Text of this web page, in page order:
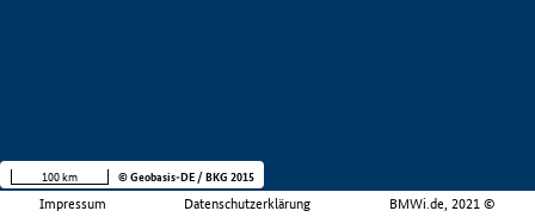
Impressum Datenschutzerklärung BMWi.de, 2021 ©
100 km © Geobasis-DE / BKG 2015